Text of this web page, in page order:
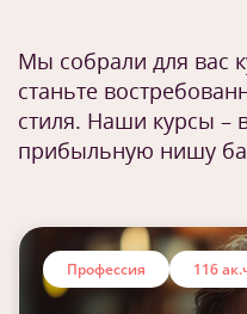
Мы собрали для вас
станьте
стиля. Наши курсы –
прибыльную нишу
Профессия 116